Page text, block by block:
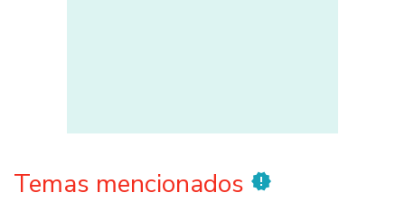
Temas mencionados new_releases